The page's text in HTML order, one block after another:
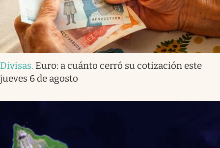
Divisas. Euro: a cuánto cerró su cotización este
jueves 6 de agosto